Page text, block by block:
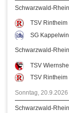
Schwarzwald-
TSV Rintheim
SG
Schwarzwald-
TSV
TSV Rintheim
Sonntag, 20.9.2026
Schwarzwald-